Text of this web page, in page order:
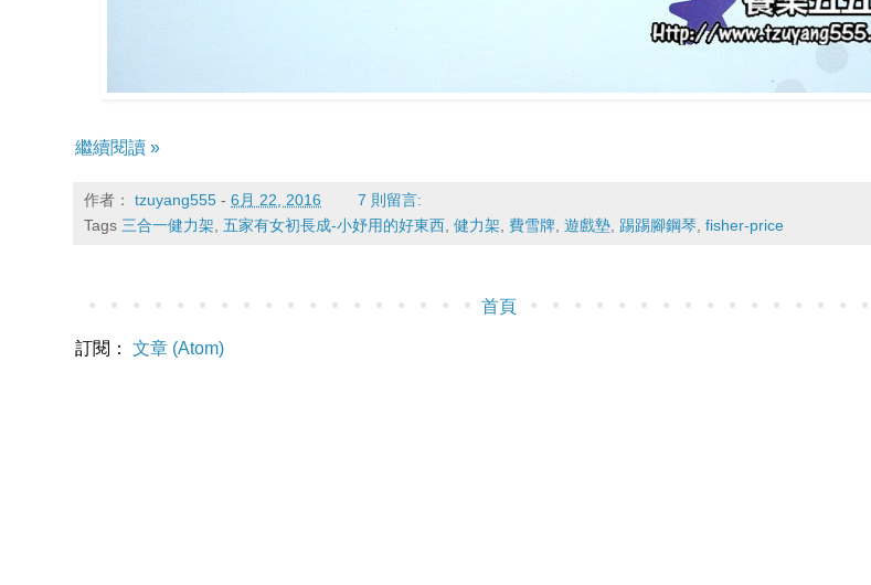
繼續閱讀 »
作者： tzuyang555 - 6月 22, 2016
7 則留言:
Tags 三合一健力架 五家有女初長成-小妤用的好東西 健力架 費雪牌 遊戲墊 踢踢腳鋼琴 fisher-price
首頁
訂閱： 文章 (Atom)